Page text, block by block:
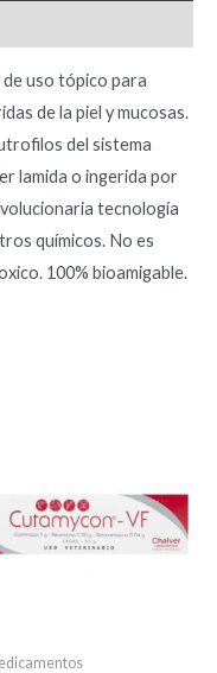
uso tópico para
de la piel y mucosas.
del sistema
lamida o ingerida por
tecnología
químicos. No es
100% bioamigable.